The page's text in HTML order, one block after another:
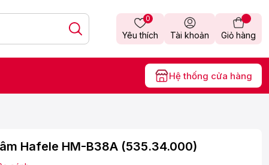
Yêu thích
0
Tài khoản Giỏ hàng
Hệ thống cửa hàng
Hafele HM-B38A (535.34.000)